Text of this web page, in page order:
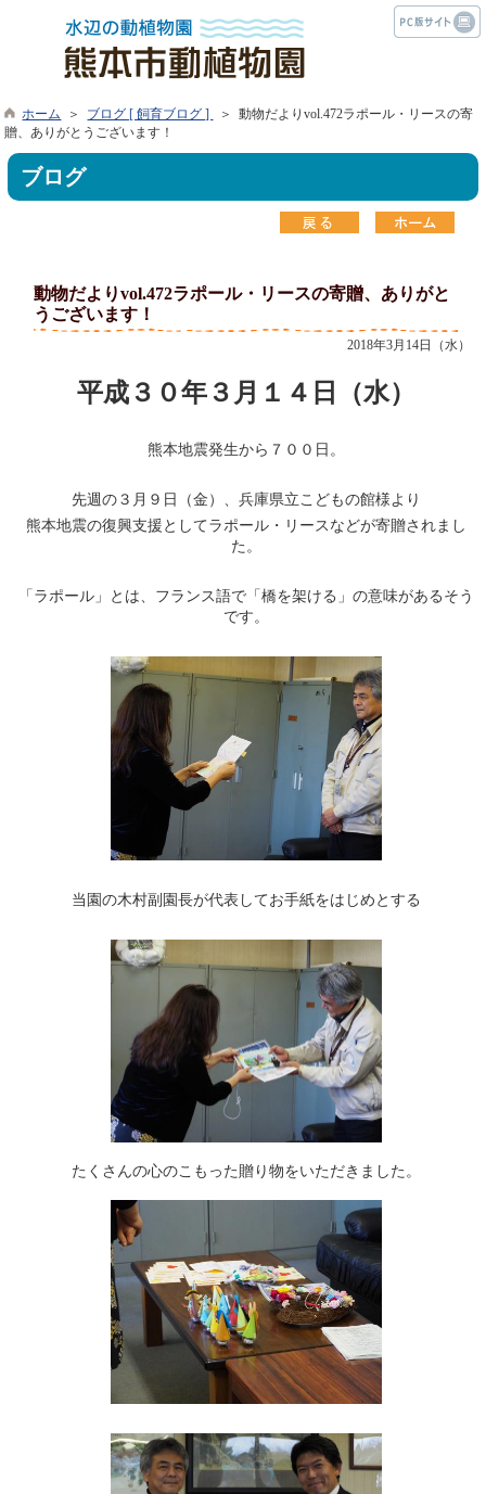
ホーム ＞ ブログ [ 飼育ブログ ]
＞ 動物だよりvol.472ラポール・リースの寄
贈、ありがとうございます！
ブログ
動物だよりvol.472ラポール・リースの寄贈、ありがと
うございます！
2018年3月14日（水）
平成３０年３月１４日（水）
熊本地震発生から７００日。
先週の３月９日（金）、兵庫県立こどもの館様より
熊本地震の復興支援としてラポール・リースなどが寄贈されまし
た。
「ラポール」とは、フランス語で「橋を架ける」の意味があるそう
です。
当園の木村副園長が代表してお手紙をはじめとする
たくさんの心のこもった贈り物をいただきました。